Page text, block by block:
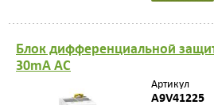
Блок дифференциальной
30mA AC
Артикул
A9V41225